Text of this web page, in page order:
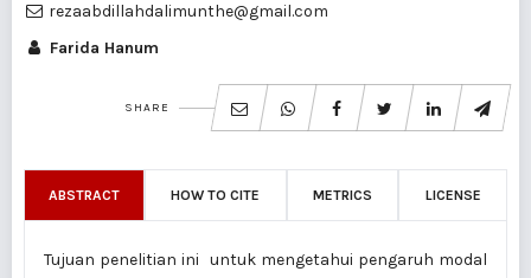
rezaabdillahdalimunthe@gmail.com
Farida Hanum
SHARE
ABSTRACT HOW TO CITE METRICS LICENSE
Tujuan penelitian ini untuk mengetahui pengaruh modal